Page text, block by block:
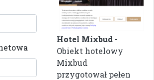
Hotel Mixbud -
Obiekt hotelowy
Mixbud
przygotował pełen